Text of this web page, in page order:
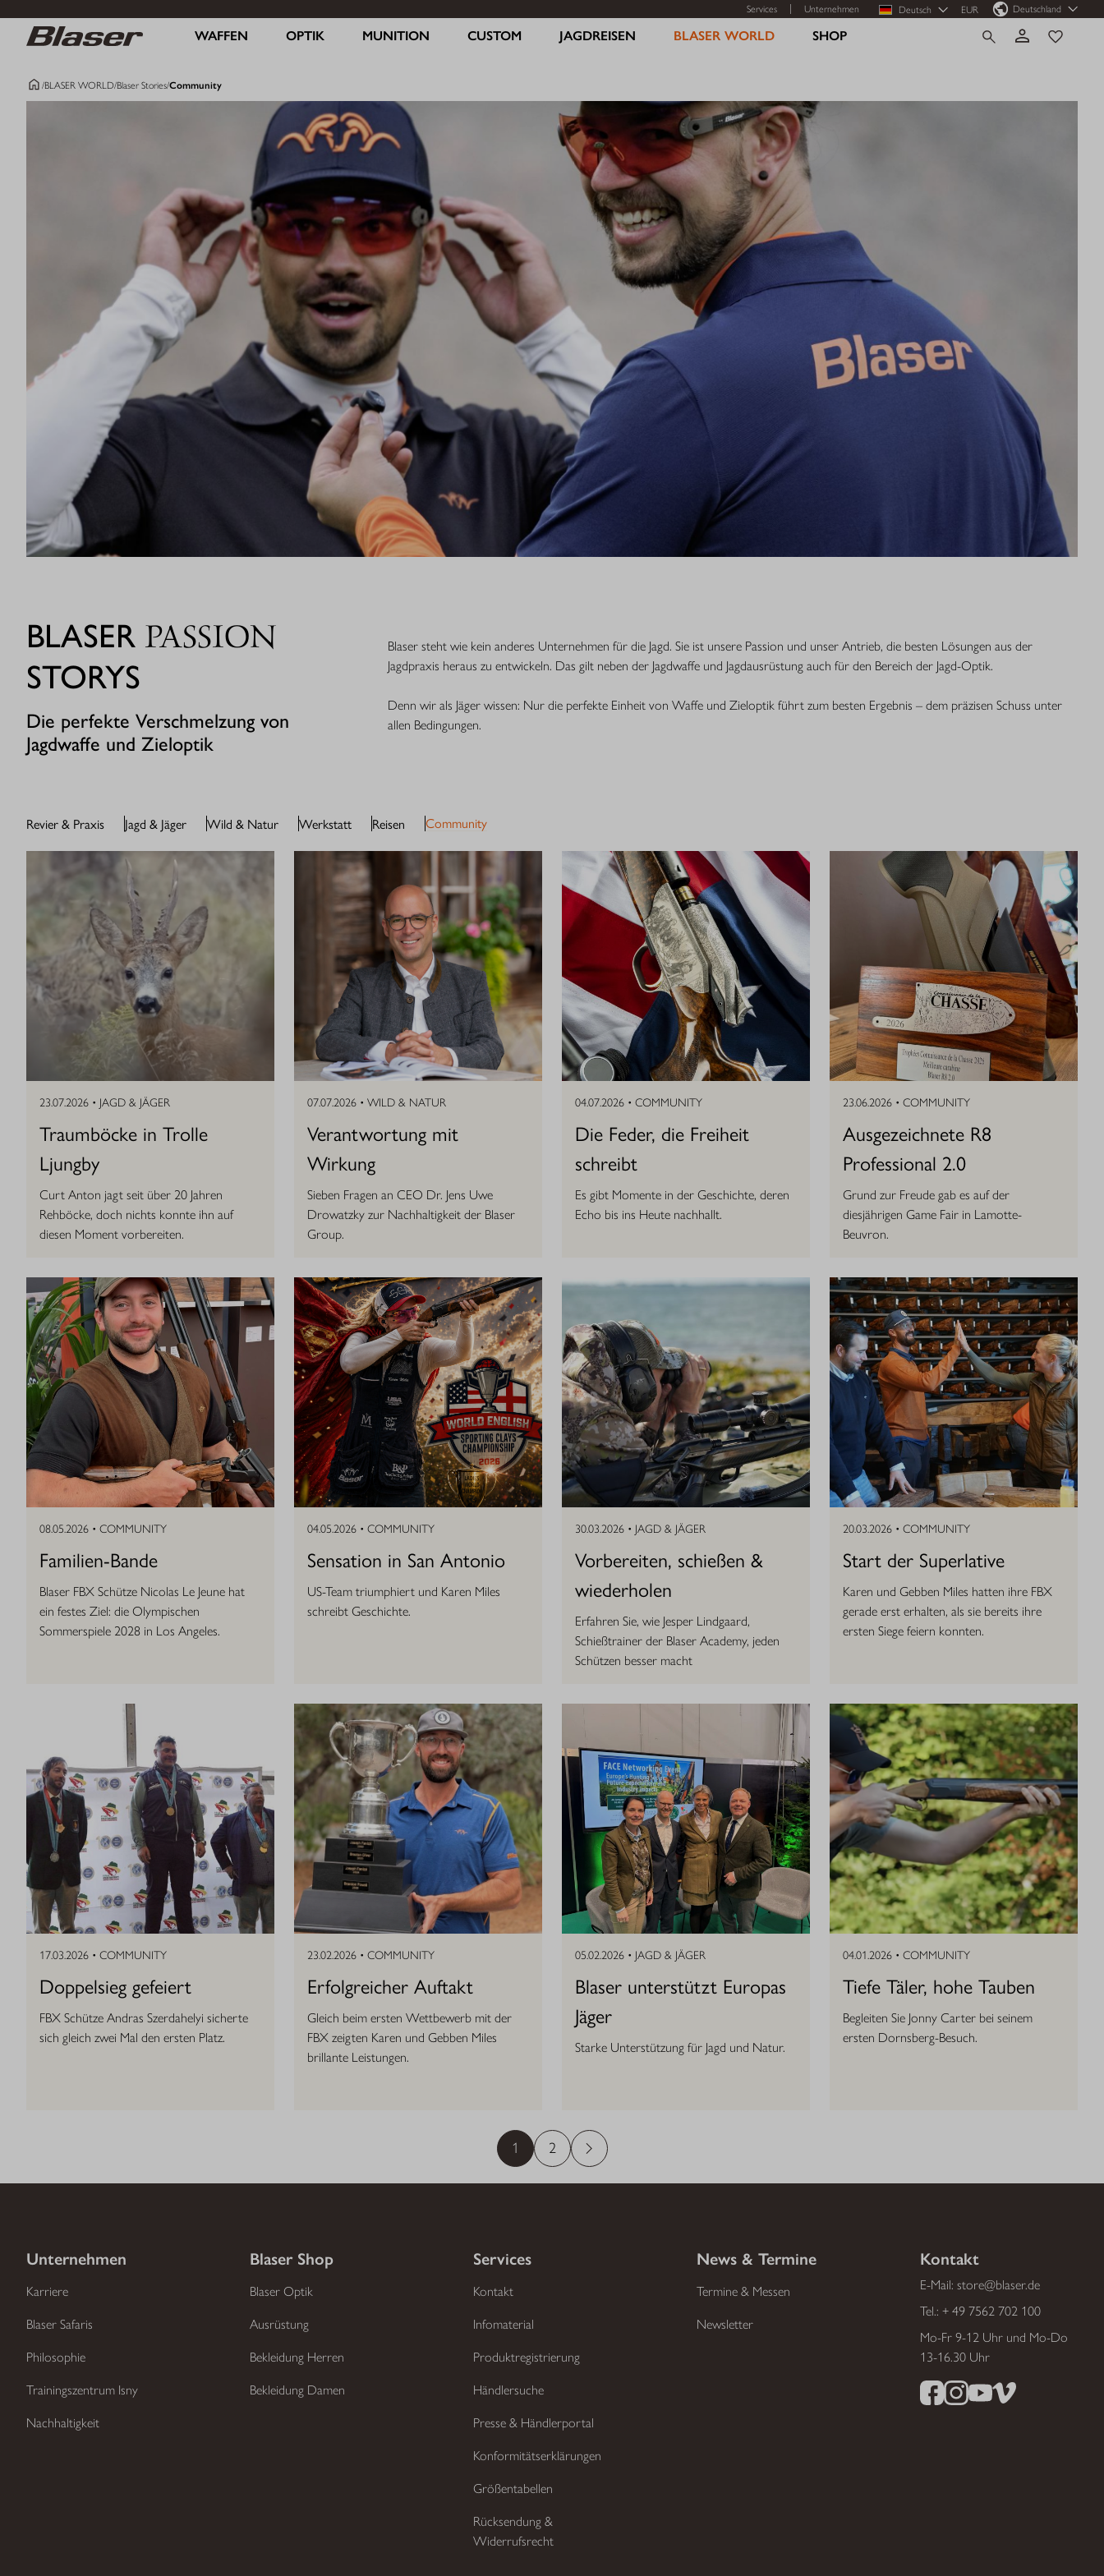
Services Unternehmen Deutsch EUR Deutschland
WAFFEN OPTIK MUNITION CUSTOM JAGDREISEN BLASER WORLD SHOP
/BLASER WORLD/Blaser Stories/Community
BLASER PASSION
STORYS
Die perfekte Verschmelzung von
Jagdwaffe und Zieloptik
Blaser steht wie kein anderes Unternehmen für die Jagd. Sie ist unsere Passion und unser Antrieb, die besten Lösungen aus der
Jagdpraxis heraus zu entwickeln. Das gilt neben der Jagdwaffe und Jagdausrüstung auch für den Bereich der Jagd-Optik.
Denn wir als Jäger wissen: Nur die perfekte Einheit von Waffe und Zieloptik führt zum besten Ergebnis – dem präzisen Schuss unter
allen Bedingungen.
Revier & Praxis Jagd & Jäger Wild & Natur Werkstatt Reisen Community
23.07.2026 • JAGD & JÄGER
Traumböcke in Trolle
Ljungby
Curt Anton jagt seit über 20 Jahren
Rehböcke, doch nichts konnte ihn auf
diesen Moment vorbereiten.
07.07.2026 • WILD & NATUR
Verantwortung mit
Wirkung
Sieben Fragen an CEO Dr. Jens Uwe
Drowatzky zur Nachhaltigkeit der Blaser
Group.
04.07.2026 • COMMUNITY
Die Feder, die Freiheit
schreibt
Es gibt Momente in der Geschichte, deren
Echo bis ins Heute nachhallt.
23.06.2026 • COMMUNITY
Ausgezeichnete R8
Professional 2.0
Grund zur Freude gab es auf der
diesjährigen Game Fair in Lamotte-
Beuvron.
08.05.2026 • COMMUNITY
Familien-Bande
Blaser FBX Schütze Nicolas Le Jeune hat
ein festes Ziel: die Olympischen
Sommerspiele 2028 in Los Angeles.
04.05.2026 • COMMUNITY
Sensation in San Antonio
US-Team triumphiert und Karen Miles
schreibt Geschichte.
30.03.2026 • JAGD & JÄGER
Vorbereiten, schießen &
wiederholen
Erfahren Sie, wie Jesper Lindgaard,
Schießtrainer der Blaser Academy, jeden
Schützen besser macht
20.03.2026 • COMMUNITY
Start der Superlative
Karen und Gebben Miles hatten ihre FBX
gerade erst erhalten, als sie bereits ihre
ersten Siege feiern konnten.
17.03.2026 • COMMUNITY
Doppelsieg gefeiert
FBX Schütze Andras Szerdahelyi sicherte
sich gleich zwei Mal den ersten Platz.
23.02.2026 • COMMUNITY
Erfolgreicher Auftakt
Gleich beim ersten Wettbewerb mit der
FBX zeigten Karen und Gebben Miles
brillante Leistungen.
05.02.2026 • JAGD & JÄGER
Blaser unterstützt Europas
Jäger
Starke Unterstützung für Jagd und Natur.
04.01.2026 • COMMUNITY
Tiefe Täler, hohe Tauben
Begleiten Sie Jonny Carter bei seinem
ersten Dornsberg-Besuch.
1 2
Unternehmen
Karriere
Blaser Safaris
Philosophie
Trainingszentrum Isny
Nachhaltigkeit
Blaser Shop
Blaser Optik
Ausrüstung
Bekleidung Herren
Bekleidung Damen
Services
Kontakt
Infomaterial
Produktregistrierung
Händlersuche
Presse & Händlerportal
Konformitätserklärungen
Größentabellen
Rücksendung &
Widerrufsrecht
News & Termine
Termine & Messen
Newsletter
Kontakt
E-Mail: store@blaser.de
Tel.: + 49 7562 702 100
Mo-Fr 9-12 Uhr und Mo-Do
13-16.30 Uhr